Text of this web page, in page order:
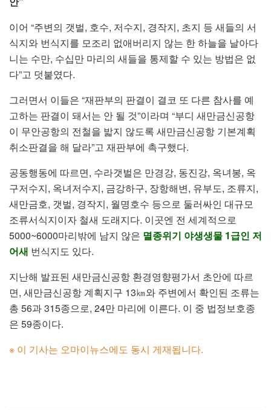
이어 “주변의 갯벌, 호수, 저수지, 경작지, 초지 등 새들의 서
식지와 번식지를 모조리 없애버리지 않는 한 하늘을 날아다
니는 수만, 수십만 마리의 새들을 통제할 수 있는 방법은 없
다”고 덧붙였다.
그러면서 이들은 “재판부의 판결이 결코 또 다른 참사를 예
고하는 판결이 돼서는 안 될 것”이라며 “부디 새만금신공항
이 무안공항의 전철을 밟지 않도록 새만금신공항 기본계획
취소판결을 해 달라”고 재판부에 촉구했다.
공동행동에 따르면, 수라갯벌은 만경강, 동진강, 옥녀봉, 옥
구저수지, 옥녀저수지, 금강하구, 장항해변, 유부도, 조류지,
새만금호, 갯벌, 경작지, 월명호수 등으로 둘러싸인 대규모
조류서식지이자 철새 도래지다. 이곳엔 전 세계적으로
5000~6000마리밖에 남지 않은 멸종위기 야생생물 1급인 저
어새 번식지도 있다.
지난해 발표된 새만금신공항 환경영향평가서 초안에 따르
면, 새만금신공항 계획지구 13㎞와 주변에서 확인된 조류는
총 56과 315종으로, 24만 마리에 이른다. 이 중 법정보호종
은 59종이다.
※ 이 기사는 오마이뉴스에도 동시 게재됩니다.